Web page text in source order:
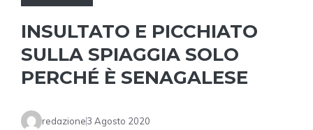
INSULTATO E PICCHIATO
SULLA SPIAGGIA SOLO
PERCHÉ È SENAGALESE
redazione3 Agosto 2020